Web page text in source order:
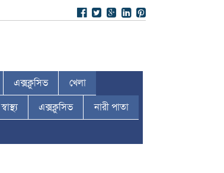
এক্সক্লুসিভ খেলা
স্বাস্থ্য এক্সক্লুসিভ নারী পাতা